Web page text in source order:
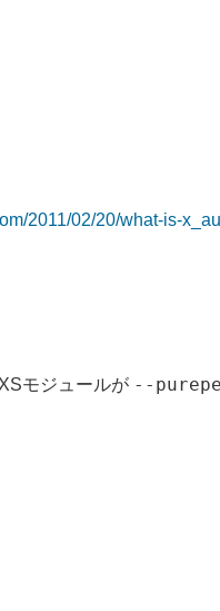
2011/02/20/what-is-
モジュールが --